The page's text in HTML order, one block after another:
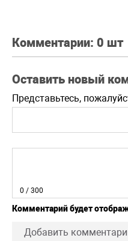
Комментарии: 0 шт
Оставить новый
Представьтесь,
0 / 300
Комментарий будет
Добавить